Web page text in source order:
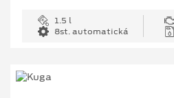
1.5 l
8st. automatická